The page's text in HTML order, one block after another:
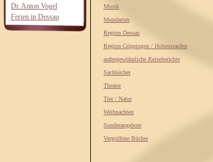
Dr. Anton Vogel
Ferien in Dessau
Musik
Mundarten
Region Dessau
Region Göppingen / Hohenstaufen
außergewöhnliche Reiseberichte
Sachbücher
Theater
Tier / Natur
Weihnachten
Sonderangebote
Vergriffene Bücher